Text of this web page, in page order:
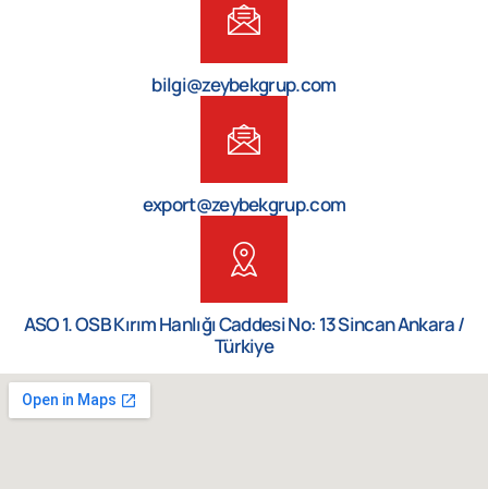
bilgi@zeybekgrup.com
export@zeybekgrup.com
ASO 1. OSB Kırım Hanlığı Caddesi No: 13 Sincan Ankara /
Türkiye